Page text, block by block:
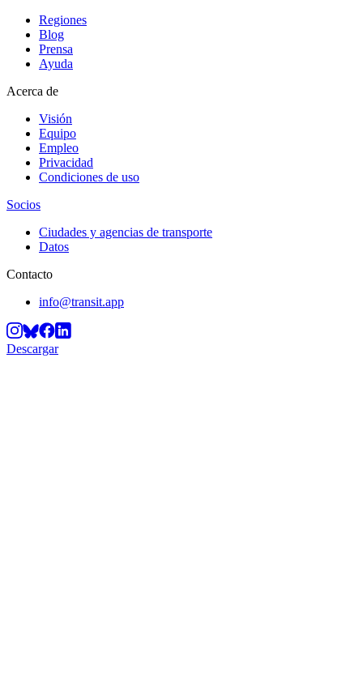
Regiones
Blog
Prensa
Ayuda
Acerca de
Visión
Equipo
Empleo
Privacidad
Condiciones de uso
Socios
Ciudades y agencias de transporte
Datos
Contacto
info@transit.app
Descargar